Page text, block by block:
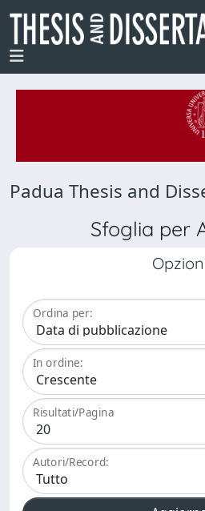
Padua Thesis and
Sfoglia per
Ordina per:
In ordine:
Risultati/Pagina
Autori/Record: